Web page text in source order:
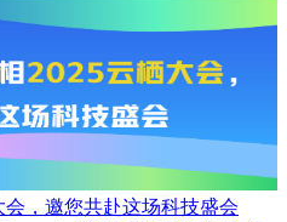
，邀您共赴这场科技盛会